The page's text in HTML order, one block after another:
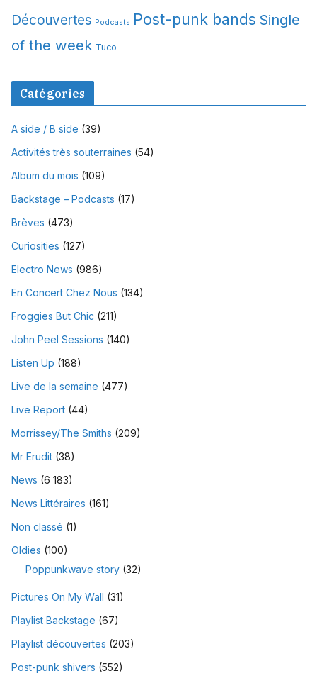
Découvertes Podcasts Post-punk bands Single
of the week Tuco
Catégories
A side / B side (39)
Activités très souterraines (54)
Album du mois (109)
Backstage – Podcasts (17)
Brèves (473)
Curiosities (127)
Electro News (986)
En Concert Chez Nous (134)
Froggies But Chic (211)
John Peel Sessions (140)
Listen Up (188)
Live de la semaine (477)
Live Report (44)
Morrissey/The Smiths (209)
Mr Erudit (38)
News (6 183)
News Littéraires (161)
Non classé (1)
Oldies (100)
Poppunkwave story (32)
Pictures On My Wall (31)
Playlist Backstage (67)
Playlist découvertes (203)
Post-punk shivers (552)